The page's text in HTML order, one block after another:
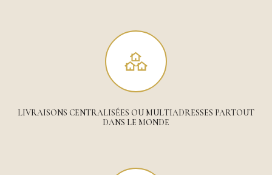
LIVRAISONS CENTRALISÉES OU MULTIADRESSES PARTOUT
DANS LE MONDE